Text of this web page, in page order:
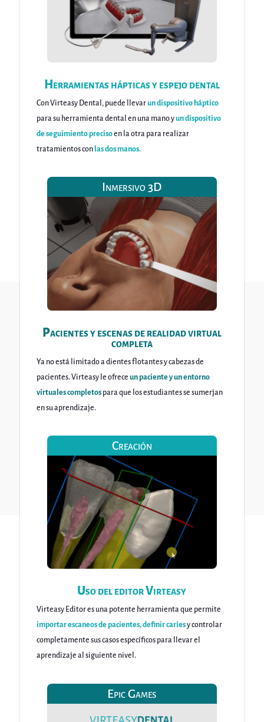
Herramientas hápticas y espejo dental
Con Virteasy Dental, puede llevarun dispositivo háptico
para su herramienta dental en una mano yun dispositivo
de seguimiento precisoen la otra para realizar
tratamientos con las dos manos.
Inmersivo 3D
Pacientes y escenas de realidad virtual
completa
Ya no está limitado a dientes flotantes y cabezas de
pacientes. Virteasy le ofrece un paciente y un entorno
virtuales completospara que los estudiantes se sumerjan
en su aprendizaje.
Creación
Uso del editor Virteasy
Virteasy Editor es una potente herramienta que permite
importar escaneos de pacientes, definir cariesy controlar
completamente sus casos específicos para llevar el
aprendizaje al siguiente nivel.
Epic Games